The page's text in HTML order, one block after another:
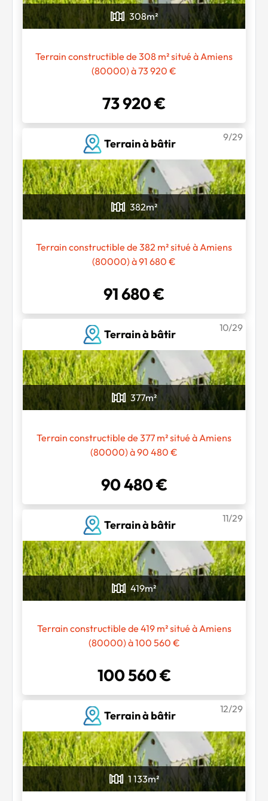
308m²
Terrain constructible de 308 m² situé à Amiens
(80000) à 73 920 €
73 920 €
Terrain à bâtir
9/29
382m²
Terrain constructible de 382 m² situé à Amiens
(80000) à 91 680 €
91 680 €
Terrain à bâtir
10/29
377m²
Terrain constructible de 377 m² situé à Amiens
(80000) à 90 480 €
90 480 €
Terrain à bâtir
11/29
419m²
Terrain constructible de 419 m² situé à Amiens
(80000) à 100 560 €
100 560 €
Terrain à bâtir
12/29
1 133m²